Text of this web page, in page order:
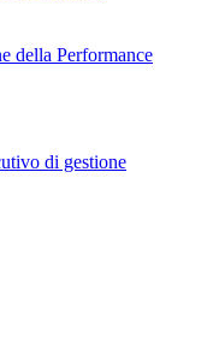
della Performance
di gestione